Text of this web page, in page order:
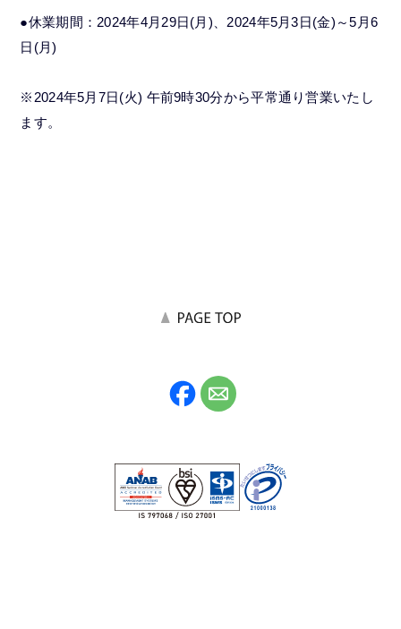
●休業期間：2024年4月29日(月)、2024年5月3日(金)～5月6
日(月)
※2024年5月7日(火) 午前9時30分から平常通り営業いたし
ます。